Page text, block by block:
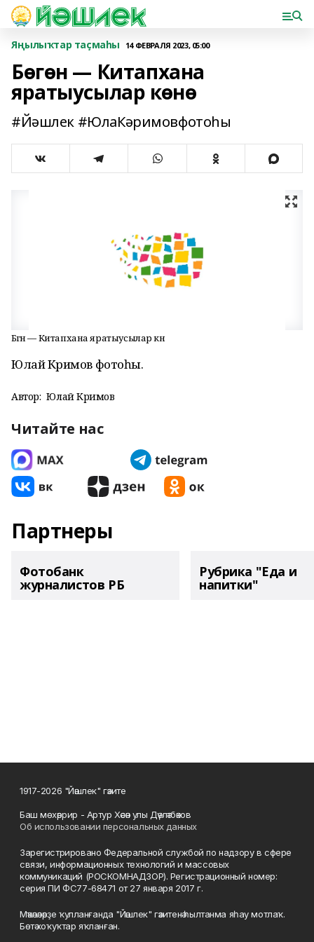
Яңылыҡтар таҫмаһы 14 ФЕВРАЛЯ 2023, 05:00
Бөгөн — Китапхана
яратыусылар көнө
#Йәшлек #ЮлаКәримовфотоһы
Бөгөн — Китапхана яратыусылар көнө
Юлай Кәримов фотоһы.
Автор: Юлай Кәримов
Читайте нас
Партнеры
Фотобанк
журналистов РБ
Рубрика "Еда и
напитки"
1917-2026 "Йәшлек" гәзите
Баш мөхәррир - Артур Хәсән улы Дәүләтбәков
Об использовании персональных данных
Зарегистрировано Федеральной службой по надзору в сфере
связи, информационных технологий и массовых
коммуникаций (РОСКОМНАДЗОР). Регистрационный номер:
серия ПИ ФС77-68471 от 27 января 2017 г.
Мәҡәләләрҙе ҡулланғанда "Йәшлек" гәзитенә һылтанма яһау мотлаҡ.
Бөтә хоҡуҡтар яҡланған.